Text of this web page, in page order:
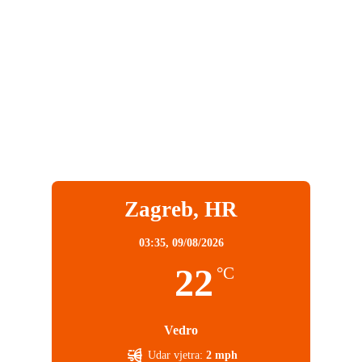
Zagreb, HR
03:35, 09/08/2026
22 °C
Vedro
Udar vjetra: 2 mph